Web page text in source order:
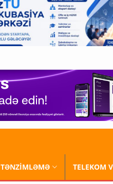
TƏNZİMLƏMƏ TELEKOM